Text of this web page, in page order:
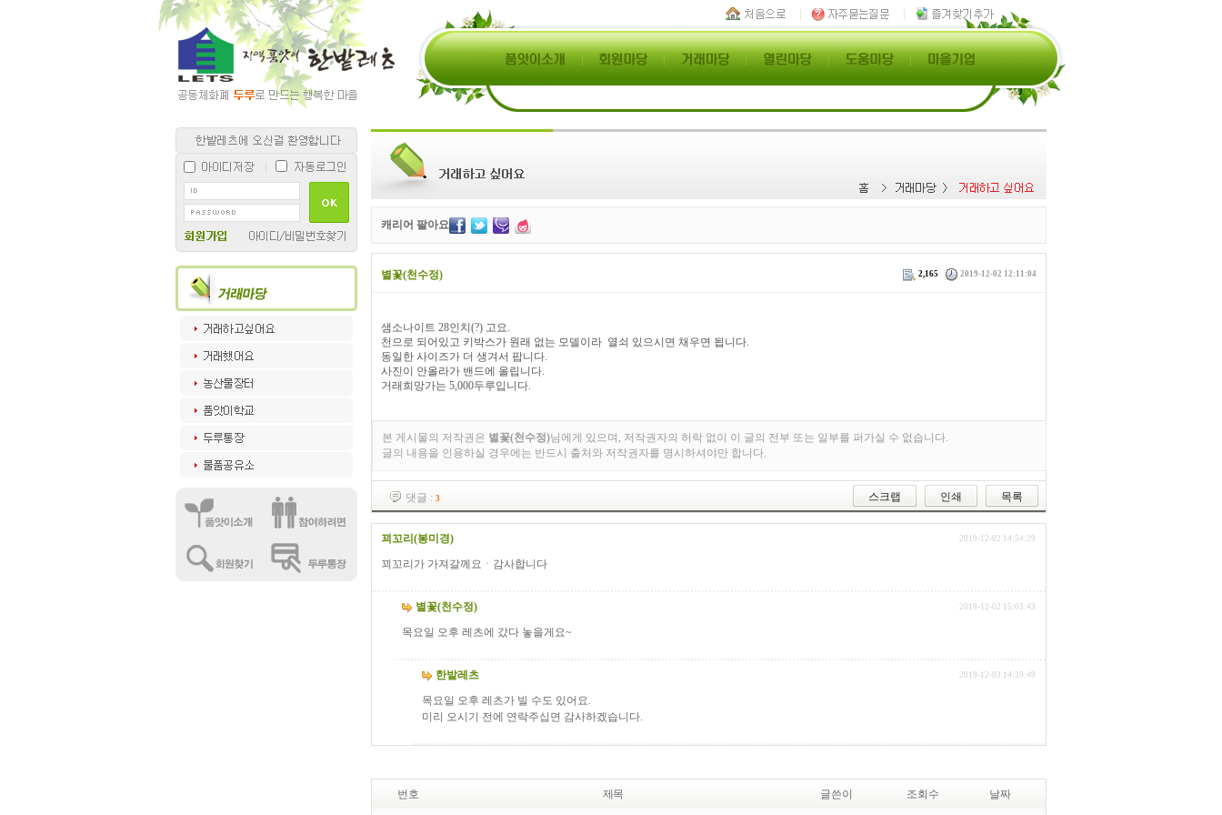
캐리어 팔아요
별꽃(천수정) 2,165 2019-12-02 12:11:04
샘소나이트 28인치(?) 고요.
천으로 되어있고 키박스가 원래 없는 모델이라 열쇠 있으시면 채우면 됩니다.
동일한 사이즈가 더 생겨서 팝니다.
사진이 안올라가 밴드에 올립니다.
거래희망가는 5,000두루입니다.
본 게시물의 저작권은 별꽃(천수정)님에게 있으며, 저작권자의 허락 없이 이 글의 전부 또는 일부를 퍼가실 수 없습니다.
글의 내용을 인용하실 경우에는 반드시 출처와 저작권자를 명시하셔야만 합니다.
댓글 : 3 스크랩 인쇄 목록
꾀꼬리(봉미경) 2019-12-02 14:54:29
꾀꼬리가 가져갈께요ㆍ감사합니다
별꽃(천수정) 2019-12-02 15:03:43
목요일 오후 레츠에 갔다 놓을게요~
한밭레츠 2019-12-03 14:39:49
목요일 오후 레츠가 빌 수도 있어요.
미리 오시기 전에 연락주십면 감사하겠습니다.
번호 제목 글쓴이 조회수 날짜